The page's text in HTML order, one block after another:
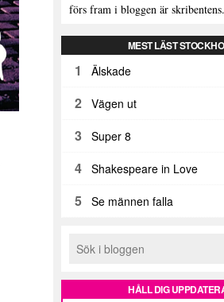
förs fram i bloggen är skribentens.
MEST LÄST
1 Älskade
2 Vägen ut
3 Super 8
4 Shakespeare in Love
5 Se männen falla
HÅLL DIG